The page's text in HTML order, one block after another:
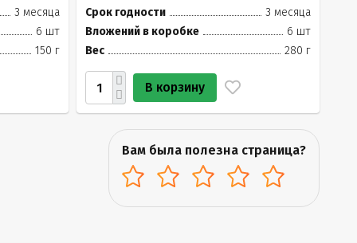
3 месяца
6 шт
150 г
Срок годности
3 месяца
Вложений в коробке
6 шт
Вес
280 г
В корзину
Вам была полезна страница?